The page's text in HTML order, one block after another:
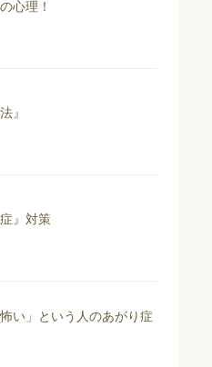
心理！
』
』対策
い」という人のあがり症